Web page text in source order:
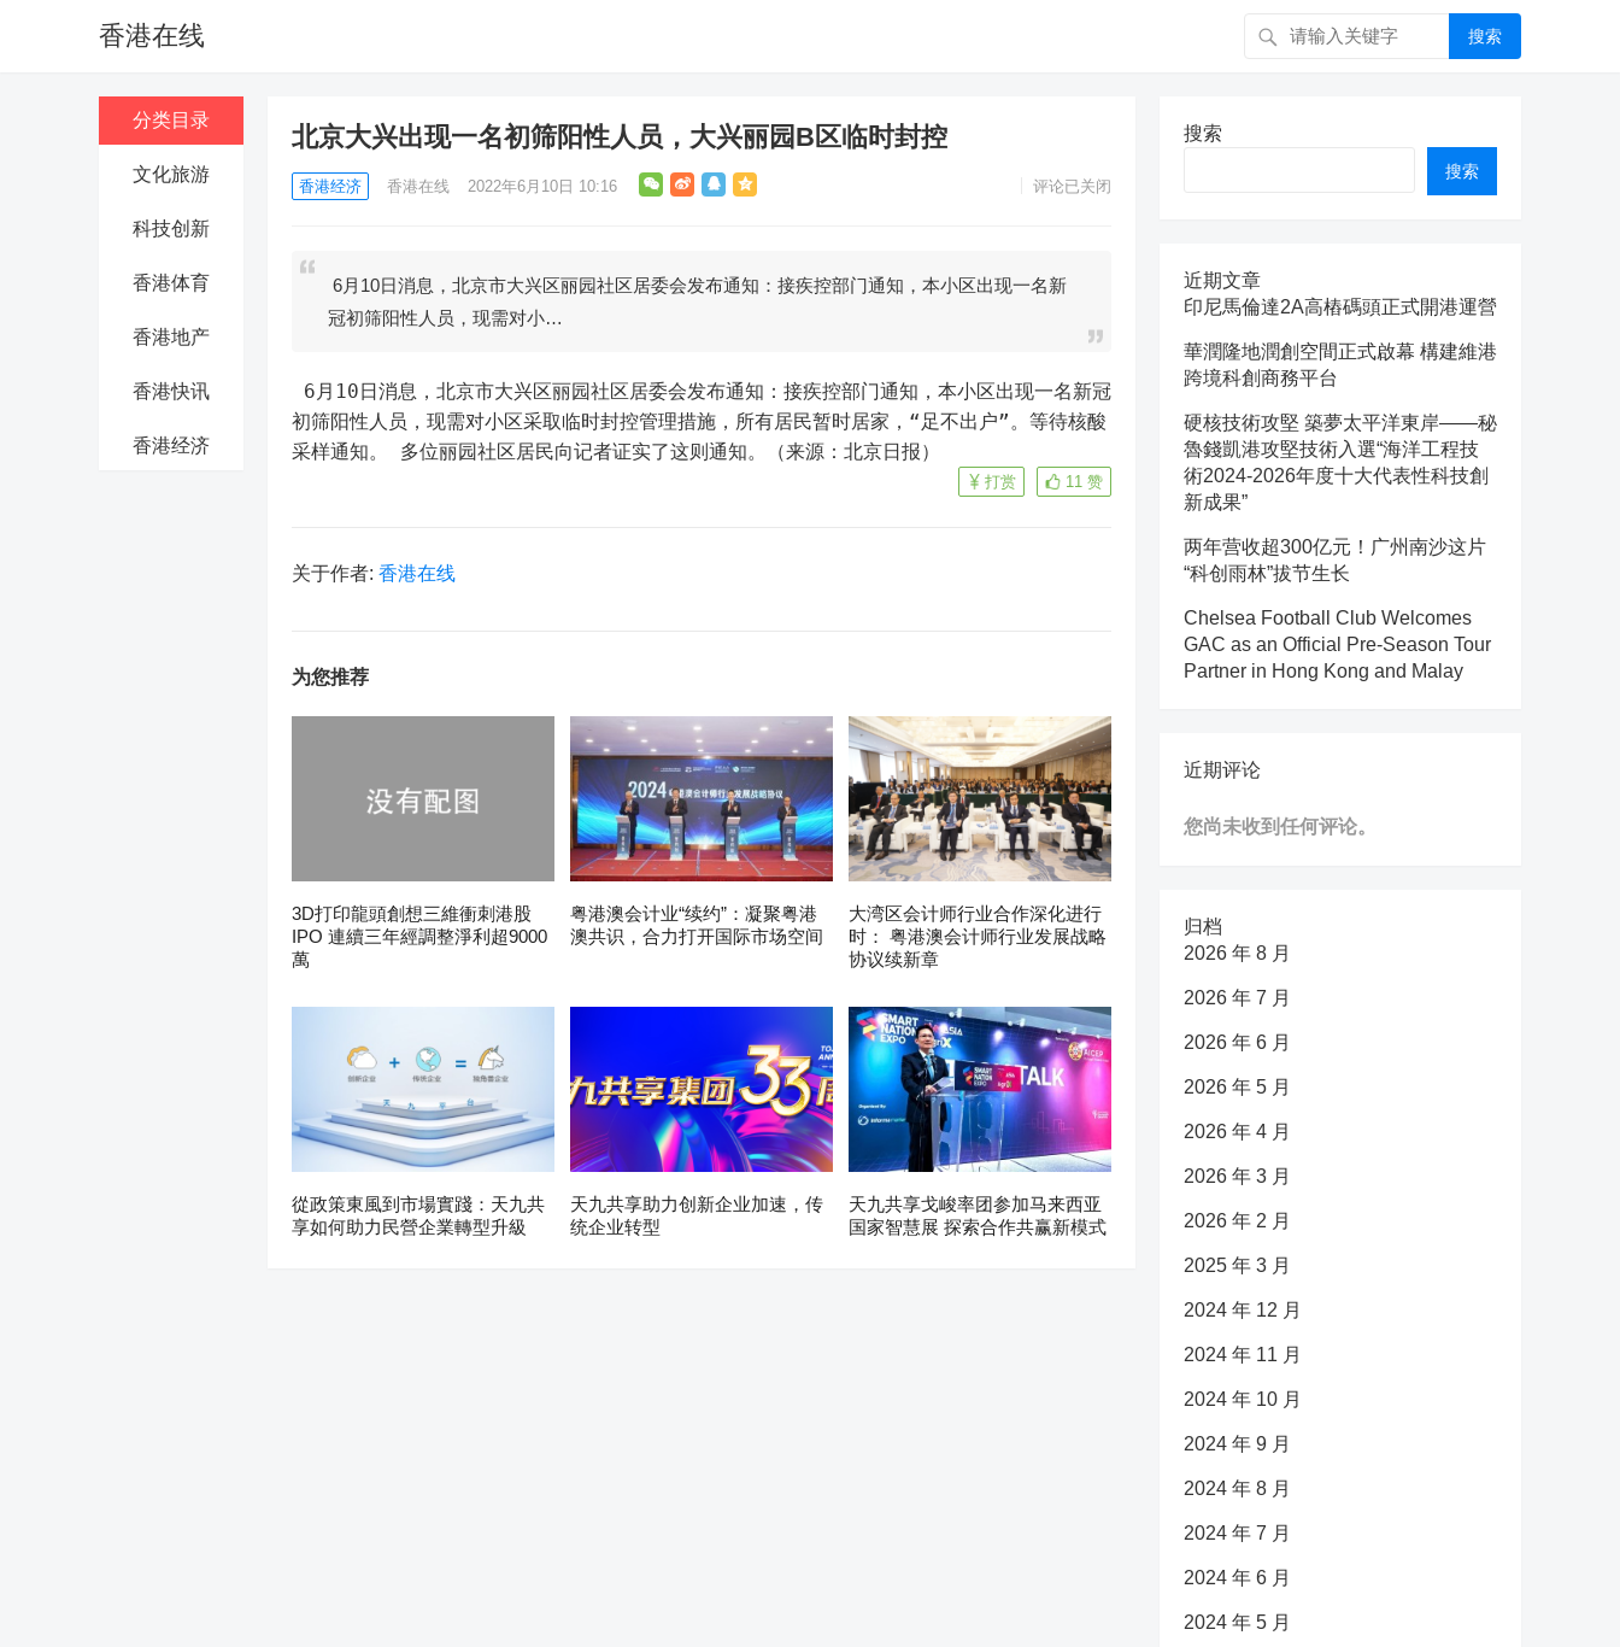
香港在线 搜索
分类目录
文化旅游
科技创新
香港体育
香港地产
香港快讯
香港经济
北京大兴出现一名初筛阳性人员，大兴丽园B区临时封控
香港经济 香港在线 2022年6月10日 10:16 评论已关闭
6月10日消息，北京市大兴区丽园社区居委会发布通知：接疾控部门通知，本小区出现一名新
冠初筛阳性人员，现需对小…
6月10日消息，北京市大兴区丽园社区居委会发布通知：接疾控部门通知，本小区出现一名新冠
初筛阳性人员，现需对小区采取临时封控管理措施，所有居民暂时居家，“足不出户”。等待核酸
采样通知。 多位丽园社区居民向记者证实了这则通知。（来源：北京日报）
11 赞
打赏
关于作者: 香港在线
为您推荐
3D打印龍頭創想三維衝刺港股
IPO 連續三年經調整淨利超9000
萬
粤港澳会计业“续约”：凝聚粤港
澳共识，合力打开国际市场空间
大湾区会计师行业合作深化进行
时： 粤港澳会计师行业发展战略
协议续新章
從政策東風到市場實踐：天九共
享如何助力民營企業轉型升級
天九共享助力创新企业加速，传
统企业转型
天九共享戈峻率团参加马来西亚
国家智慧展 探索合作共赢新模式
搜索
搜索
近期文章
印尼馬倫達2A高樁碼頭正式開港運營
華潤隆地潤創空間正式啟幕 構建維港
跨境科創商務平台
硬核技術攻堅 築夢太平洋東岸——秘
魯錢凱港攻堅技術入選“海洋工程技
術2024-2026年度十大代表性科技創
新成果”
两年营收超300亿元！广州南沙这片
“科创雨林”拔节生长
Chelsea Football Club Welcomes
GAC as an Official Pre-Season Tour
Partner in Hong Kong and Malay
近期评论
您尚未收到任何评论。
归档
2026 年 8 月
2026 年 7 月
2026 年 6 月
2026 年 5 月
2026 年 4 月
2026 年 3 月
2026 年 2 月
2025 年 3 月
2024 年 12 月
2024 年 11 月
2024 年 10 月
2024 年 9 月
2024 年 8 月
2024 年 7 月
2024 年 6 月
2024 年 5 月